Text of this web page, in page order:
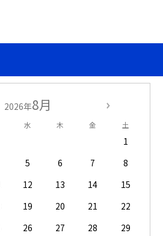
2026年8月
水 木 金 土
1
5 6 7
8
12 13 14
15
19 20 21
22
26 27 28
29